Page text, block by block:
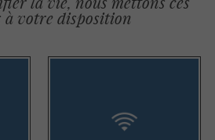
à votre disposition